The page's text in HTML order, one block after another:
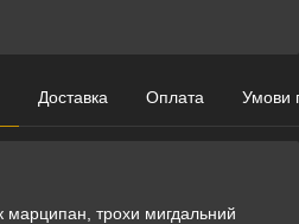
Доставка Оплата Умови
марципан, трохи мигдальний